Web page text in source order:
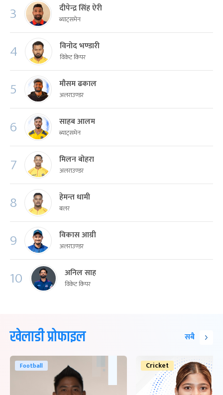
3 दीपेन्द्र सिंह ऐरी
ब्याट्समेन
4 विनोद भण्डारी
विकेट किपर
5 मौसम ढकाल
अलराउण्डर
6 साहब आलम
ब्याट्समेन
7 मिलन बोहरा
अलराउण्डर
8 हेमन्त धामी
बलर
9 विकास आग्री
अलराउण्डर
10 अनिल साह
विकेट किपर
खेलाडी प्रोफाइल सबै
Football Cricket